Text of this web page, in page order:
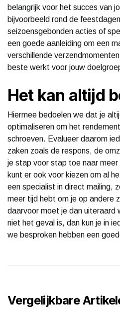
belangrijk voor het succes van
bijvoorbeeld rond de
seizoensgebonden acties of
een goede aanleiding om een
verschillende
beste werkt voor jouw
Het kan altijd
Hiermee bedoelen we dat je
optimaliseren om het
schroeven. Evalueer daarom
zaken zoals de respons, de
je stap voor stap toe naar
kunt er ook voor kiezen om al
een specialist in direct mailing,
meer tijd hebt om je op andere
daarvoor moet je dan uiteraard
niet het geval is, dan kun je in
we besproken hebben een
Vergelijkbare